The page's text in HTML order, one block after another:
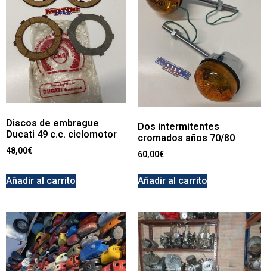
Discos de embrague
Ducati 49 c.c. ciclomotor
48,00€
Añadir al carrito
Dos intermitentes
cromados años 70/80
60,00€
Añadir al carrito